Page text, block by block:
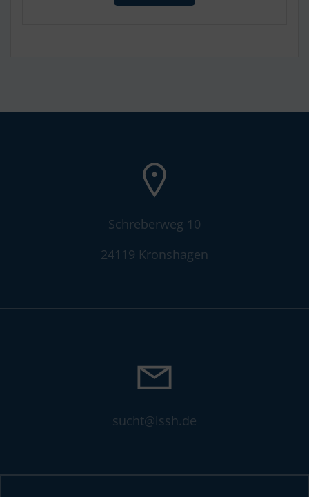
Schreberweg 10
24119 Kronshagen
sucht@lssh.de